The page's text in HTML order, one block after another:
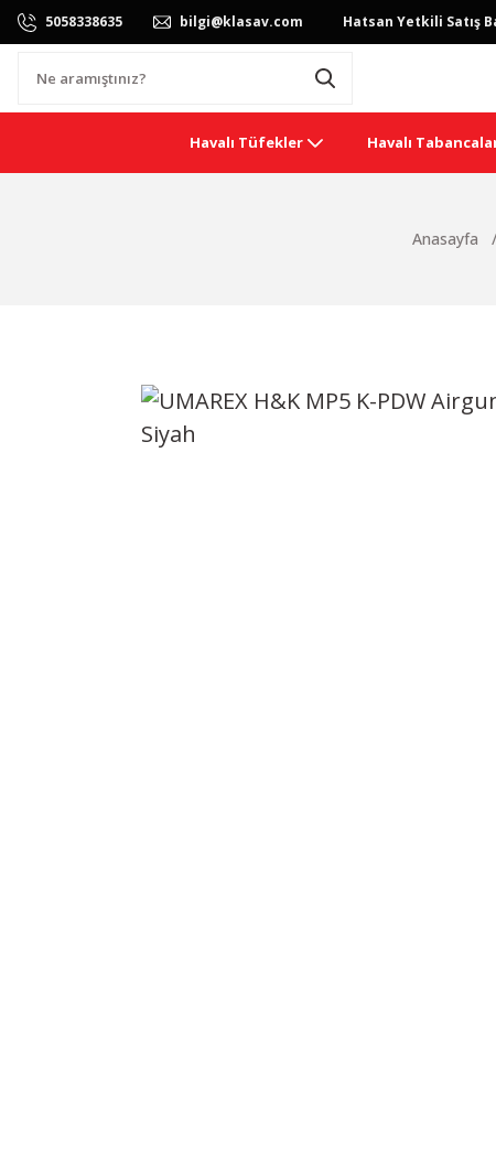
5058338635 bilgi@klasav.com Hatsan Yetkili Satış
Havalı Tüfekler Havalı
Anasayfa